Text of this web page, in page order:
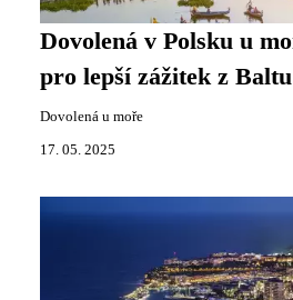
Dovolená v Polsku u
pro lepší zážitek z Baltu
Dovolená u moře
17. 05. 2025